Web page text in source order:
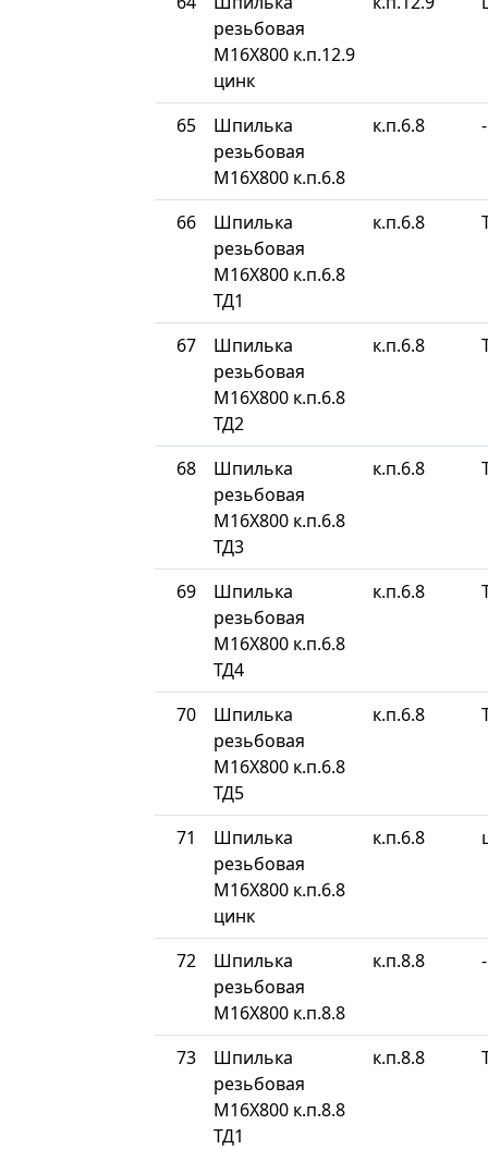
резьбовая
М16Х800 к.п.12.9
цинк
65
Шпилька
резьбовая
М16Х800 к.п.6.8
к.п.6.8 -
66
Шпилька
резьбовая
М16Х800 к.п.6.8
ТД1
к.п.6.8
67
Шпилька
резьбовая
М16Х800 к.п.6.8
ТД2
к.п.6.8
68
Шпилька
резьбовая
М16Х800 к.п.6.8
ТД3
к.п.6.8
69
Шпилька
резьбовая
М16Х800 к.п.6.8
ТД4
к.п.6.8
70
Шпилька
резьбовая
М16Х800 к.п.6.8
ТД5
к.п.6.8
71
Шпилька
резьбовая
М16Х800 к.п.6.8
цинк
к.п.6.8
72
Шпилька
резьбовая
М16Х800 к.п.8.8
к.п.8.8 -
73
Шпилька
резьбовая
М16Х800 к.п.8.8
ТД1
к.п.8.8